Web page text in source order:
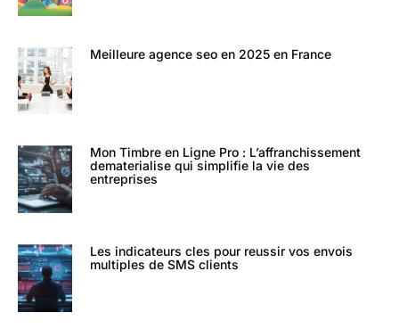
Meilleure agence seo en 2025 en France
Mon Timbre en Ligne Pro : L’affranchissement
dematerialise qui simplifie la vie des
entreprises
Les indicateurs cles pour reussir vos envois
multiples de SMS clients